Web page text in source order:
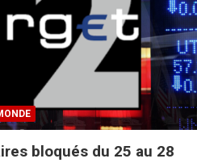
bloqués du 25 au 28